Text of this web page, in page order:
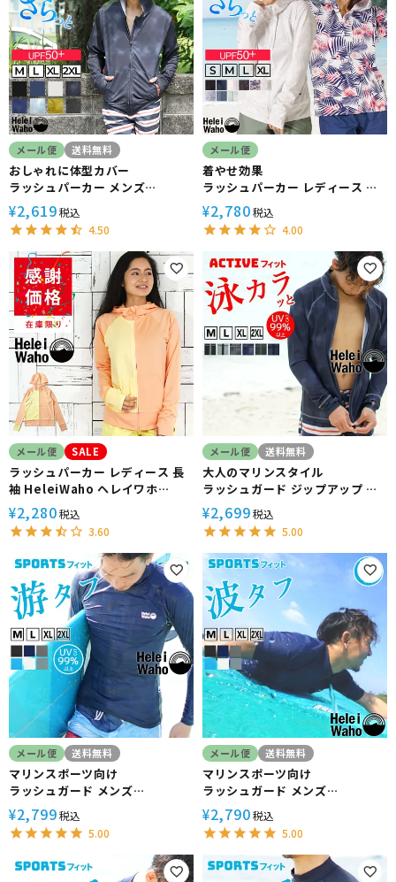
メール便 送料無料
おしゃれに体型カバー
ラッシュパーカー メンズ
HeleiWaho ヘレイワホ ラッシ
ュパーカー 長袖 パーカー
UPF50+ で UVカット 大きいサ
イズ で 体型カバー
¥2,619税込
4.50
メール便
着やせ効果
ラッシュパーカー レディース 長
袖 HeleiWaho ヘレイワホ
UPF50+ UVカット 体型カバー
日焼け対策 接触冷感 プール 海
¥2,780税込
4.00
メール便 SALE
ラッシュパーカー レディース 長
袖 HeleiWaho ヘレイワホ
UPF50+ UVカット ゆったり 体
型カバー
¥2,280税込
3.60
メール便 送料無料
大人のマリンスタイル
ラッシュガード ジップアップ メ
ンズ HeleiWaho ヘレイワホ 長
袖 UPF50+ で UVカット 大きい
サイズ で 体型カバー
¥2,699税込
5.00
メール便 送料無料
マリンスポーツ向け
ラッシュガード メンズ
HeleiWaho ヘレイワホ 長袖
UPF50+ で UVカット 大きいサ
イズ 対応 サーフィン や ウェット
スーツ の インナー
¥2,799税込
5.00
メール便 送料無料
マリンスポーツ向け
ラッシュガード メンズ
HeleiWaho ヘレイワホ 半袖
UPF50+ で UVカット 大きいサ
イズ 対応 サーフィン や ウェット
スーツ の インナー
¥2,790税込
5.00